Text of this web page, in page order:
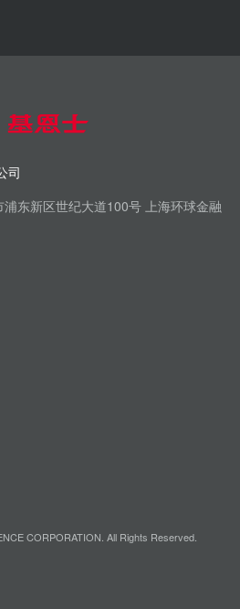
司
东新区世纪大道100号 上海环球金融
CORPORATION. All Rights Reserved.